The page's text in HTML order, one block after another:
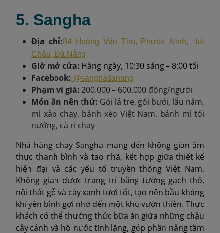
5. Sangha
Địa chỉ:84 Hoàng Văn Thụ, Phước Ninh, Hải
Châu, Đà Nẵng
Giờ mở cửa: Hàng ngày, 10:30 sáng – 8:00 tối
Facebook: @sanghadanang
Phạm vi giá: 200.000 – 600.000 đồng/người
Món ăn nên thử: Gỏi lá tre, gỏi bưởi, lẩu nấm,
mì xào chay, bánh xèo Việt Nam, bánh mì tỏi
nướng, cà ri chay
Nhà hàng chay Sangha mang đến không gian ẩm
thực thanh bình và tao nhã, kết hợp giữa thiết kế
hiện đại và các yếu tố truyền thống Việt Nam.
Không gian được trang trí bằng tường gạch thô,
nội thất gỗ và cây xanh tươi tốt, tạo nên bầu không
khí yên bình gợi nhớ đến một khu vườn thiền. Thực
khách có thể thưởng thức bữa ăn giữa những chậu
cây cảnh và hồ nước tĩnh lặng, góp phần nâng tầm